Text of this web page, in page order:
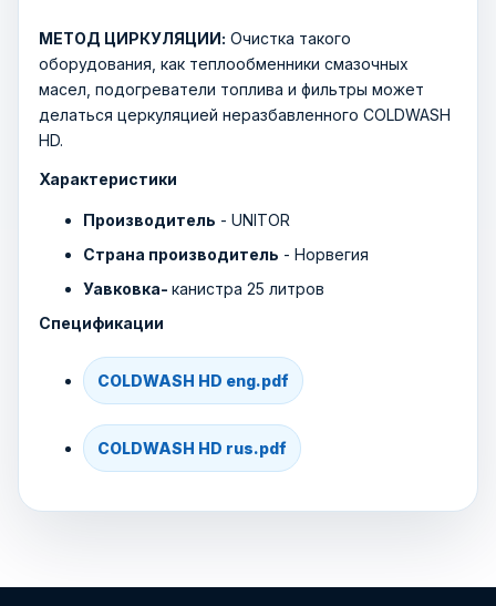
МЕТОД ЦИРКУЛЯЦИИ: Очистка такого
оборудования, как теплообменники смазочных
масел, подогреватели топлива и фильтры может
делаться церкуляцией неразбавленного COLDWASH
HD.
Характеристики
Производитель - UNITOR
Страна производитель - Норвегия
Уавковка- канистра 25 литров
Спецификации
COLDWASH HD eng.pdf
COLDWASH HD rus.pdf